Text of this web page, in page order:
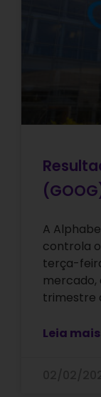
A
controla
terça-
mercado,
trimestre
Leia mais